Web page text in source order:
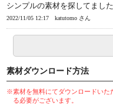
シンプルの素材を探してまし
2022/11/05 12:17 katutomo さん
素材ダウンロード方法
※素材を無料にてダウンロードいた
る必要がございます。